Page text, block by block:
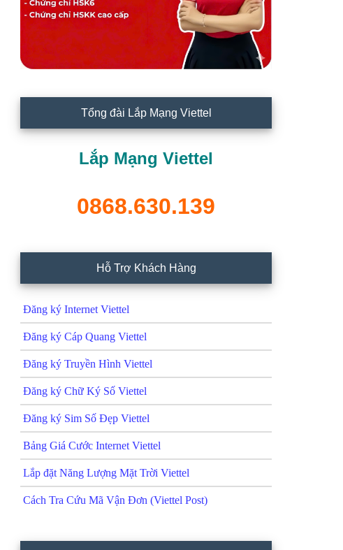
Tổng đài Lắp Mạng Viettel
Lắp Mạng Viettel
0868.630.139
Hỗ Trợ Khách Hàng
Đăng ký Internet Viettel
Đăng ký Cáp Quang Viettel
Đăng ký Truyền Hình Viettel
Đăng ký Chữ Ký Số Viettel
Đăng ký Sim Số Đẹp Viettel
Bảng Giá Cước Internet Viettel
Lắp đặt Năng Lượng Mặt Trời Viettel
Cách Tra Cứu Mã Vận Đơn (Viettel Post)